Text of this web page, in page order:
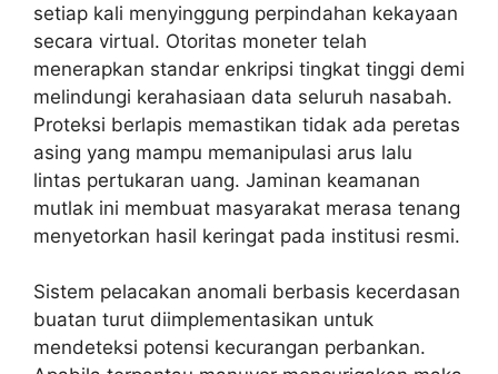
setiap kali menyinggung perpindahan kekayaan
secara virtual. Otoritas moneter telah
menerapkan standar enkripsi tingkat tinggi demi
melindungi kerahasiaan data seluruh nasabah.
Proteksi berlapis memastikan tidak ada peretas
asing yang mampu memanipulasi arus lalu
lintas pertukaran uang. Jaminan keamanan
mutlak ini membuat masyarakat merasa tenang
menyetorkan hasil keringat pada institusi resmi.
Sistem pelacakan anomali berbasis kecerdasan
buatan turut diimplementasikan untuk
mendeteksi potensi kecurangan perbankan.